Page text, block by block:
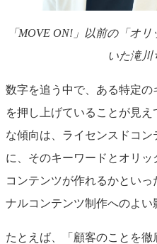
「MOVE ON!」以前の「オ
いた滝川
数字を追う中で、ある特定
を押し上げていることが見
な傾向は、ライセンスドコ
に、そのキーワードとオリ
コンテンツが作れるかとい
ナルコンテンツ制作へのよい
たとえば、「顧客のことを